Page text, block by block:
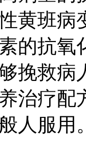
黄班病
的抗氧
挽救病
治疗配
人服用